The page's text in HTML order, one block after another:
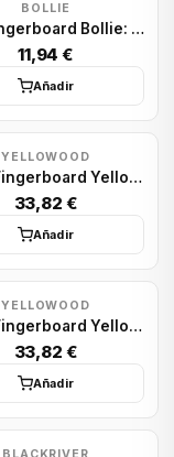
BOLLIE
Ejes Fingerboard Bollie: Color Line Green
11,94 €
Añadir
YELLOWOOD
Tabla Fingerboard Yellowood: YW Blue
33,82 €
Añadir
YELLOWOOD
Tabla Fingerboard Yellowood: YW Orange
33,82 €
Añadir